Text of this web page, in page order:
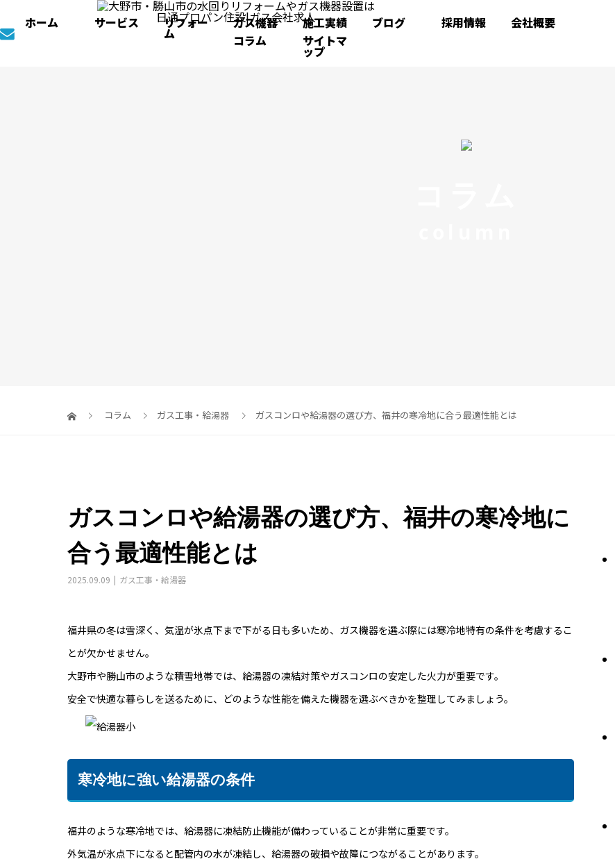
ホーム サービス リフォー
ム
ガス機器 施工実績 ブログ 採用情報
会社概要
コラム
サイトマ
ップ
コラム ガス工事・給湯器 ガスコンロや給湯器の選び方、福井の寒冷地に合う最適性能とは
ガスコンロや給湯器の選び方、福井の寒冷地に
合う最適性能とは
2025.09.09 ガス工事・給湯器
福井県の冬は雪深く、気温が氷点下まで下がる日も多いため、ガス機器を選ぶ際には寒冷地特有の条件を考慮するこ
とが欠かせません。
大野市や勝山市のような積雪地帯では、給湯器の凍結対策やガスコンロの安定した火力が重要です。
安全で快適な暮らしを送るために、どのような性能を備えた機器を選ぶべきかを整理してみましょう。
寒冷地に強い給湯器の条件
福井のような寒冷地では、給湯器に凍結防止機能が備わっていることが非常に重要です。
外気温が氷点下になると配管内の水が凍結し、給湯器の破損や故障につながることがあります。